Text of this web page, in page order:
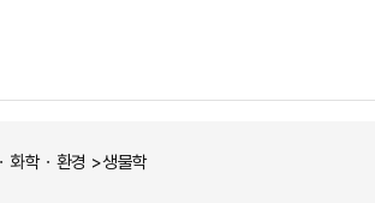
화학ㆍ환경 >생물학